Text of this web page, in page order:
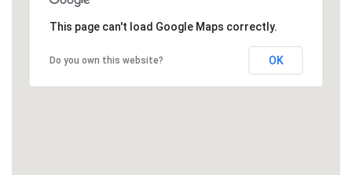
This page can't load Google Maps correctly.
Do you own this website? OK